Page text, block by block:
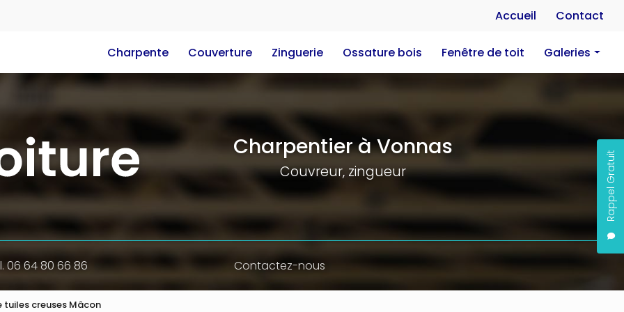
Accueil Contact
Rappel Gratuit
Charpente
Couverture Zinguerie Ossature bois Fenêtre de toit Galeries
Couverture
Charpentier à Vonnas
Couvreur, zingueur
06 64 80 66 86 Contactez-nous
tuiles creuses Mâcon